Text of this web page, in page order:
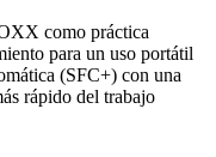
como práctica
para un uso portátil
(SFC+) con una
rápido del trabajo